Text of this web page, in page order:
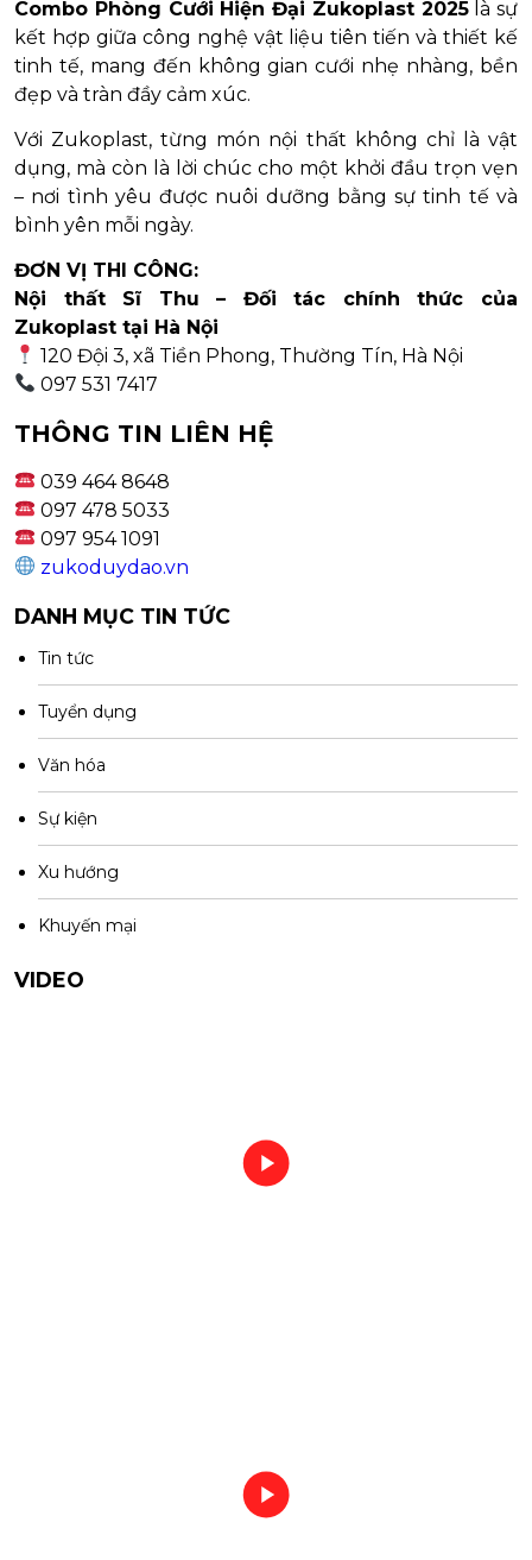
Combo Phòng Cưới Hiện Đại Zukoplast 2025là sự
kết hợp giữa công nghệ vật liệu tiên tiến và thiết kế
tinh tế, mang đến không gian cưới nhẹ nhàng, bền
đẹp và tràn đầy cảm xúc.
Với Zukoplast, từng món nội thất không chỉ là vật
dụng, mà còn là lời chúc cho một khởi đầu trọn vẹn
– nơi tình yêu được nuôi dưỡng bằng sự tinh tế và
bình yên mỗi ngày.
ĐƠN VỊ THI CÔNG:
Nội thất Sĩ Thu – Đối tác chính thức của
Zukoplast tại Hà Nội
120 Đội 3, xã Tiền Phong, Thường Tín, Hà Nội
097 531 7417
THÔNG TIN LIÊN HỆ
039 464 8648
097 478 5033
097 954 1091
zukoduydao.vn
DANH MỤC TIN TỨC
Tin tức
Tuyển dụng
Văn hóa
Sự kiện
Xu hướng
Khuyến mại
VIDEO